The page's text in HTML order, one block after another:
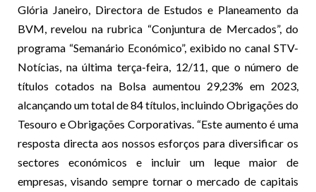
Glória Janeiro, Directora de Estudos e Planeamento da
BVM, revelou na rubrica “Conjuntura de Mercados”, do
programa “Semanário Económico”, exibido no canal STV-
Notícias, na última terça-feira, 12/11, que o número de
títulos cotados na Bolsa aumentou 29,23% em 2023,
alcançando um total de 84 títulos, incluindo Obrigações do
Tesouro e Obrigações Corporativas. “Este aumento é uma
resposta directa aos nossos esforços para diversificar os
sectores económicos e incluir um leque maior de
empresas, visando sempre tornar o mercado de capitais